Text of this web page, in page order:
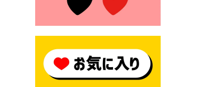
2026年6月23日 （一財）豊前
市佐野・則尾育英会奨学生募
2026年6月18日 セアカゴケグ
モにご注意ください！